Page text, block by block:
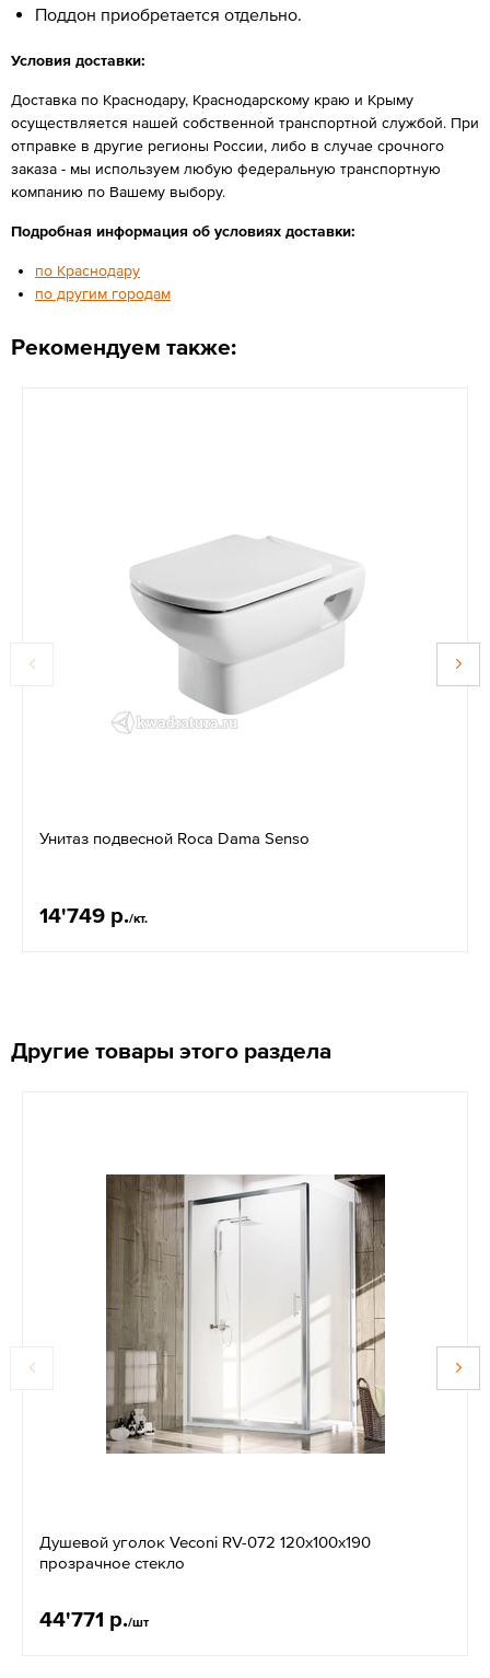
Поддон приобретается отдельно.
Условия доставки:
Доставка по Краснодару, Краснодарскому краю и Крыму
осуществляется нашей собственной транспортной службой. При
отправке в другие регионы России, либо в случае срочного
заказа - мы используем любую федеральную транспортную
компанию по Вашему выбору.
Подробная информация об условиях доставки:
по Краснодару
по другим городам
Рекомендуем также:
Унитаз подвесной Roca Dama Senso
14'749 р./кт.
Другие товары этого раздела
Душевой уголок Veconi RV-072 120х100х190
прозрачное стекло
44'771 р./шт